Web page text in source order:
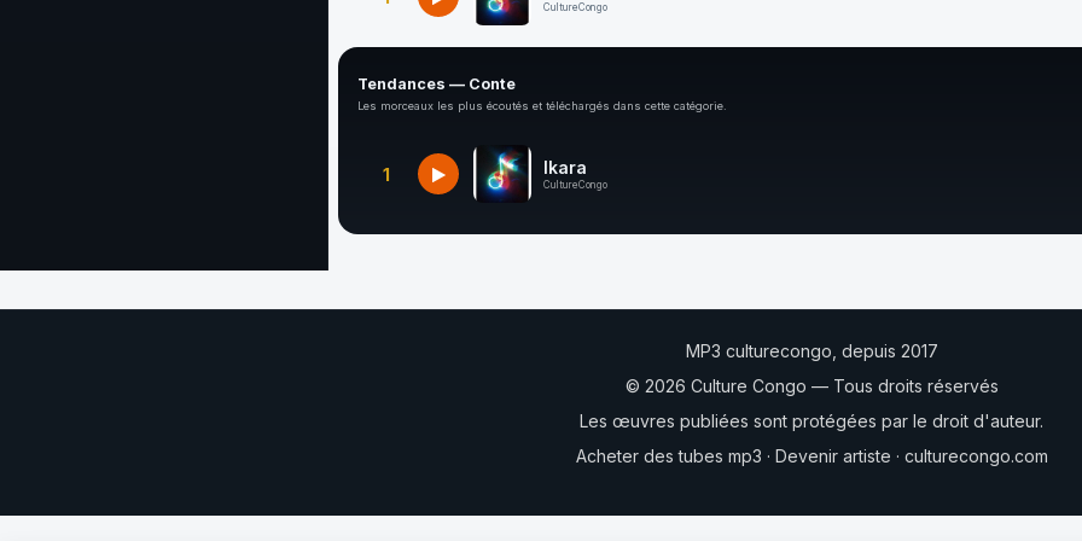
CultureCongo
Tendances — Conte
Les morceaux les plus écoutés et téléchargés dans cette catégorie.
1 Ikara
CultureCongo
MP3 culturecongo, depuis 2017
© 2026 Culture Congo — Tous droits réservés
Les œuvres publiées sont protégées par le droit d'auteur.
Acheter des tubes mp3 · Devenir artiste · culturecongo.com